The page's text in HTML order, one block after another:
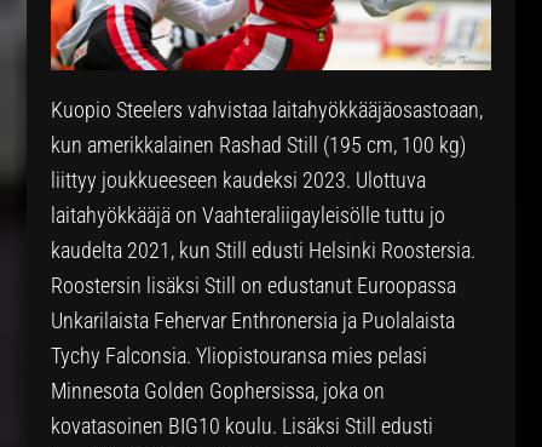
Kuopio Steelers vahvistaa laitahyökkääjäosastoaan,
kun amerikkalainen Rashad Still (195 cm, 100 kg)
liittyy joukkueeseen kaudeksi 2023. Ulottuva
laitahyökkääjä on Vaahteraliigayleisölle tuttu jo
kaudelta 2021, kun Still edusti Helsinki Roostersia.
Roostersin lisäksi Still on edustanut Euroopassa
Unkarilaista Fehervar Enthronersia ja Puolalaista
Tychy Falconsia. Yliopistouransa mies pelasi
Minnesota Golden Gophersissa, joka on
kovatasoinen BIG10 koulu. Lisäksi Still edusti